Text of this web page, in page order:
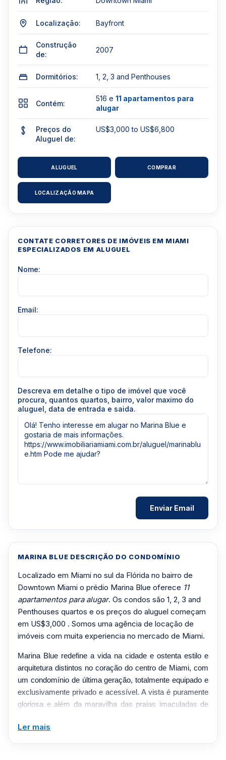
Localização: Bayfront
Construção
de:
2007
Dormitórios: 1, 2, 3 and Penthouses
Contém:
516 e 11 apartamentos para
alugar
Preços do
Aluguel de:
US$3,000 to US$6,800
ALUGUEL COMPRAR
LOCALIZAÇÃO MAPA
MARINA BLUE DESCRIÇÃO DO CONDOMÍNIO
Localizado em Miami no sul da Flórida no bairro de
Downtown Miami o prédio Marina Blue oferece 11
apartamentos para alugar. Os condos são 1, 2, 3 and
Penthouses quartos e os preços do aluguel começam
em US$3,000 . Somos uma agência de locação de
imóveis com muita experiencia no mercado de Miami.
Marina Blue redefine a vida na cidade e ostenta estilo e
arquitetura distintos no coração do centro de Miami, com
um condomínio de última geração, totalmente equipado e
exclusivamente privado e acessível. A vista é puramente
gloriosa e além da maravilha das praias imaculadas de
varandas alternadas que imitam as ondas azuis de Miami
Ler mais
CONTATE CORRETORES DE IMÓVEIS EM MIAMI
ESPECIALIZADOS EM ALUGUEL
Nome:
Email:
Telefone:
Descreva em detalhe o tipo de imóvel que você
procura, quantos quartos, bairro, valor maximo do
aluguel, data de entrada e saida.